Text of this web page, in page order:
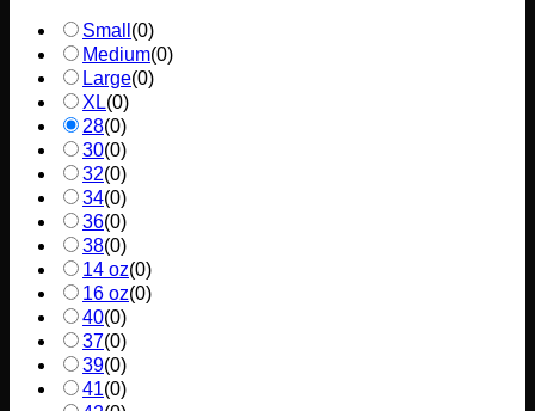
Small (0)
Medium(0)
Large(0)
XL(0)
28(0)
30(0)
32(0)
34(0)
36(0)
38(0)
14 oz(0)
16 oz(0)
40(0)
37(0)
39(0)
41(0)